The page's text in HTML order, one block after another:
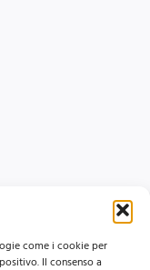
come i cookie per
Il consenso a